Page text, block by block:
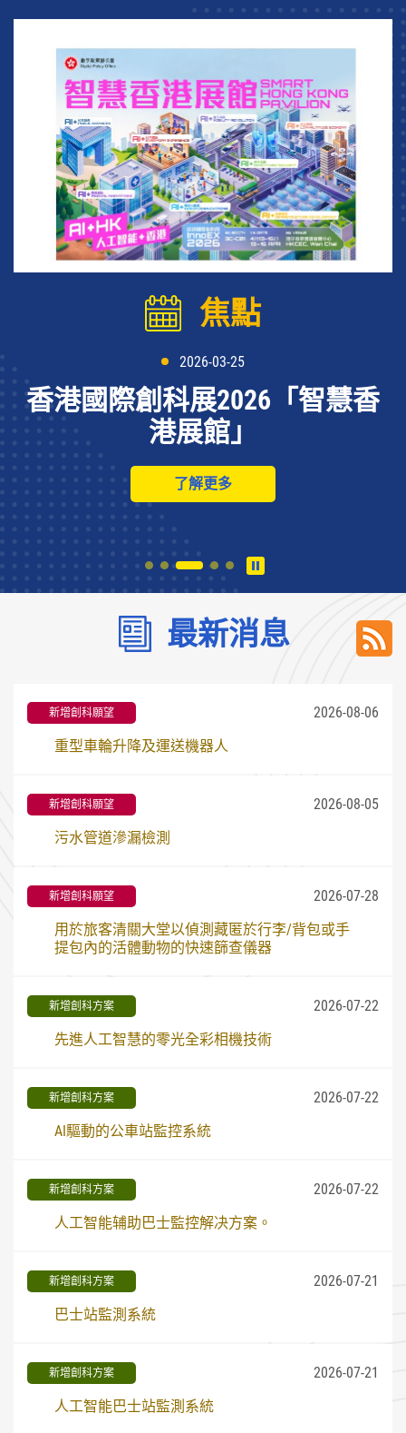
焦點
2026-03-25
香港國際創科展2026「智慧香
港展館」
了解更多
最新消息
新增創科願望
重型車輪升降及運送機器人
2026-08-06
新增創科願望
污水管道滲漏檢測
2026-08-05
新增創科願望
用於旅客清關大堂以偵測藏匿於行李/背包或手
提包內的活體動物的快速篩查儀器
2026-07-28
新增創科方案
先進人工智慧的零光全彩相機技術
2026-07-22
新增創科方案
AI驅動的公車站監控系統
2026-07-22
新增創科方案
人工智能辅助巴士監控解决方案。
2026-07-22
新增創科方案
巴士站監測系統
2026-07-21
新增創科方案
人工智能巴士站監測系統
2026-07-21